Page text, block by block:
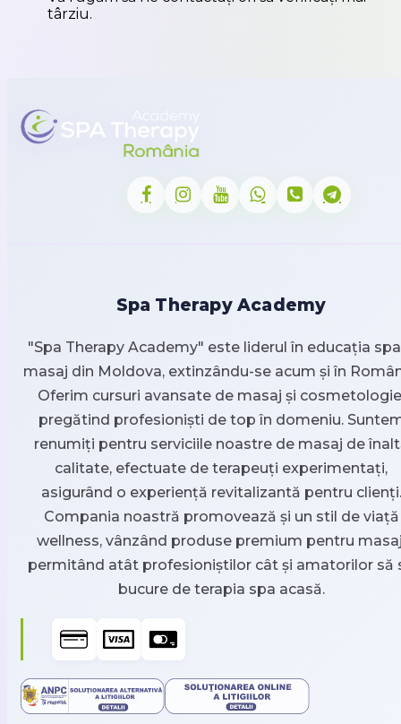
târziu.
Spa Therapy Academy
"Spa Therapy Academy" este liderul în educația
masaj din Moldova, extinzându-se acum și în
Oferim cursuri avansate de masaj și
pregătind profesioniști de top în domeniu.
renumiți pentru serviciile noastre de masaj de
calitate, efectuate de terapeuți experimentați,
asigurând o experiență revitalizantă pentru clienți.
Compania noastră promovează și un stil de viață
wellness, vânzând produse premium pentru
permitând atât profesioniștilor cât și amatorilor să
bucure de terapia spa acasă.